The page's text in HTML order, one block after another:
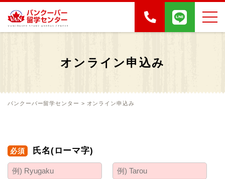
オンライン申込み
バンクーバー留学センター > オンライン申込み
必須 氏名(ローマ字)